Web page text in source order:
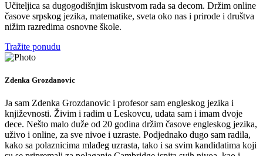
Učiteljica sa dugogodišnjim iskustvom rada sa decom. Držim online
časove srpskog jezika, matematike, sveta oko nas i prirode i društva
nižim razredima osnovne škole.
Tražite ponudu
Zdenka Grozdanovic
Ja sam Zdenka Grozdanovic i profesor sam engleskog jezika i
književnosti. Živim i radim u Leskovcu, udata sam i imam dvoje
dece. Nešto malo duže od 20 godina držim časove engleskog jezika,
uživo i online, za sve nivoe i uzraste. Podjednako dugo sam radila,
kako sa polaznicima mlađeg uzrasta, tako i sa svim kandidatima koji